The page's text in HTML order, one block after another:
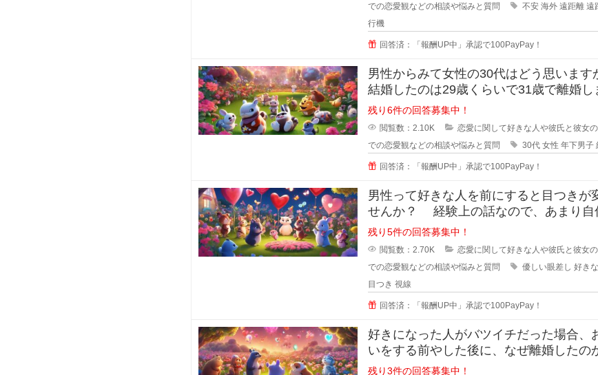
での恋愛観などの相談や悩みと質問
不安 海外 遠距離 遠
行機
回答済：「報酬UP中」承認で100PayPay！
男性からみて女性の30代はどう思います
結婚したのは29歳くらいで31歳で離婚し
が、30歳の誕生日の時に元旦
残り6件の回答募集中！
閲覧数：2.10K
恋愛に関して好きな人や彼氏と彼女
での恋愛観などの相談や悩みと質問
30代 女性 年下男子
回答済：「報酬UP中」承認で100PayPay！
男性って好きな人を前にすると目つきが
せんか？ 経験上の話なので、あまり自
いのですが... なんというか、
残り5件の回答募集中！
閲覧数：2.70K
恋愛に関して好きな人や彼氏と彼女
での恋愛観などの相談や悩みと質問
優しい眼差し 好き
目つき 視線
回答済：「報酬UP中」承認で100PayPay！
好きになった人がバツイチだった場合、
いをする前やした後に、なぜ離婚したの
ますか？ 離婚した原因を聞
残り3件の回答募集中！